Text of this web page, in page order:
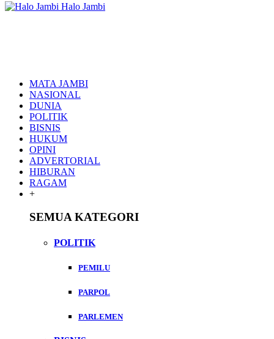
Halo Jambi
MATA JAMBI
NASIONAL
DUNIA
POLITIK
BISNIS
HUKUM
OPINI
ADVERTORIAL
HIBURAN
RAGAM
+
SEMUA KATEGORI
POLITIK
PEMILU
PARPOL
PARLEMEN